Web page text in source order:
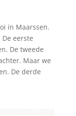
in Maarssen.
eerste
De tweede
Maar we
De derde